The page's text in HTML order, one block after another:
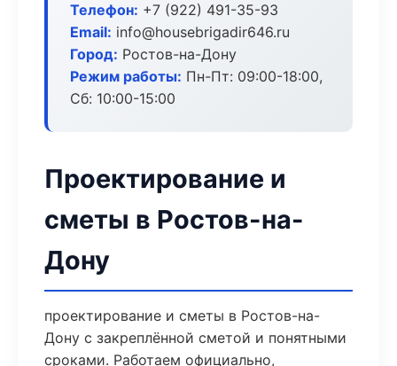
Телефон: +7 (922) 491-35-93
Email: info@housebrigadir646.ru
Город: Ростов-на-Дону
Режим работы: Пн-Пт: 09:00-18:00,
Сб: 10:00-15:00
Проектирование и
сметы в Ростов-на-
Дону
проектирование и сметы в Ростов-на-
Дону с закреплённой сметой и понятными
сроками. Работаем официально,